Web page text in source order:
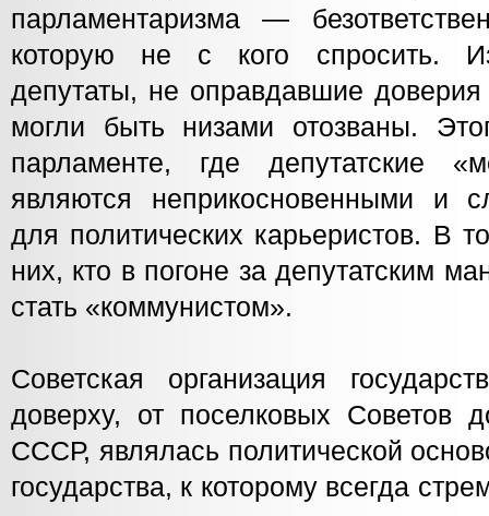
парламентаризма —
которую не с кого спросить.
депутаты, не оправдавшие
могли быть низами отозваны.
парламенте, где депутатские
являются неприкосновенными и
для политических карьеристов. В
них, кто в погоне за депутатским
стать «коммунистом».
Советская организация
доверху, от поселковых Советов
СССР, являлась политической
государства, к которому всегда